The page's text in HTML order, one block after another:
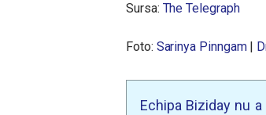
Sursa: The Telegraph
Foto: Sarinya Pinngam
Echipa Biziday nu